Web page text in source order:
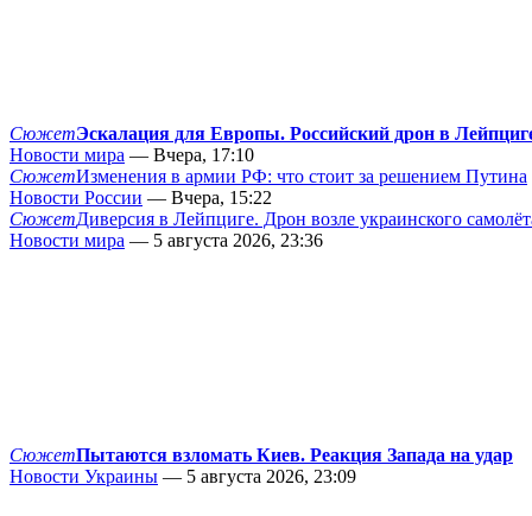
СюжетЭскалация для Европы. Российский дрон в
Новости мира — Вчера, 17:10
СюжетИзменения в армии РФ: что стоит за решением Путина
Новости России — Вчера, 15:22
СюжетДиверсия в Лейпциге. Дрон возле украинского
Новости мира — 5 августа 2026, 23:36
СюжетПытаются взломать Киев. Реакция Запада на удар
Новости Украины — 5 августа 2026, 23:09